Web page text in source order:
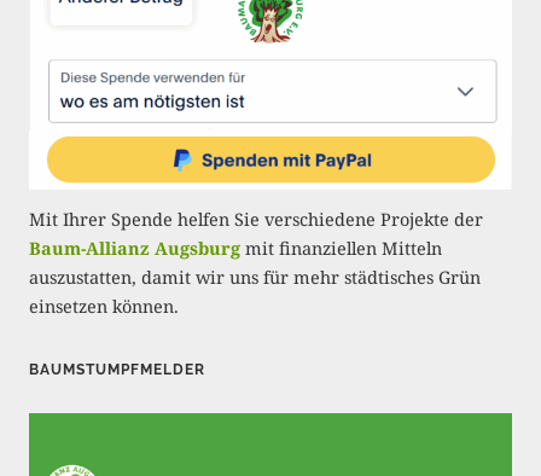
e
r
u
g
d
r
B
Mit Ihrer Spende helfen Sie verschiedene Projekte der
Baum-Allianz Augsburg mit finanziellen Mitteln
auszustatten, damit wir uns für mehr städtisches Grün
einsetzen können.
BAUMSTUMPFMELDER